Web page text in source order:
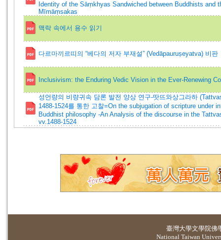
Identity of the Sāṃkhyas Sandwiched between Buddhists and
Mīmāṃsakas
맥락 속에서 용수 읽기
다르마끼르띠의 “베다의 저자 부재설” (Vedāpauruṣeyatva) 비판
Inclusivism: the Enduring Vedic Vision in the Ever-Renewing
성언량의 비량귀속 담론 발전 양상 연구-땃뜨와상그라하
1488-1524를 통한 고찰=On the subjugation of scripture under
Buddhist philosophy -An Analysis of the discourse in the
vv.1488-1524
臺灣大學文學院佛
National Taiwan